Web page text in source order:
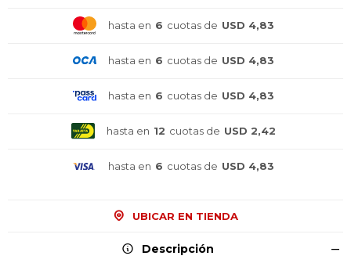
hasta en 6 cuotas de USD 4,83
hasta en 6 cuotas de USD 4,83
hasta en 6 cuotas de USD 4,83
hasta en 12 cuotas de USD 2,42
hasta en 6 cuotas de USD 4,83
UBICAR EN TIENDA
Descripción
comprar!
12 cuotas * ¡Solo con tu cédula!
comprar!
12 cuotas * ¡Solo con tu cédula!
comprar!
12 cuotas * ¡Solo con tu cédula!